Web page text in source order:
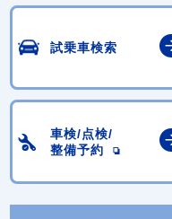
試乗車検索
車検/点検/
整備予約